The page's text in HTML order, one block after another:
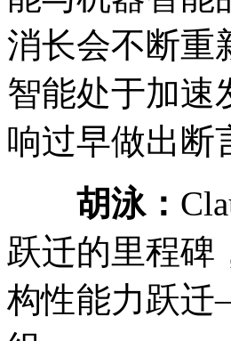
消长会不断重
智能处于加速
响过早做出断
胡泳：
跃迁的里程碑
构性能力跃